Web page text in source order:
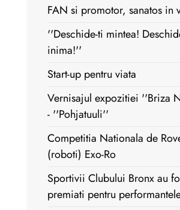
FAN si promotor, sanatos in
''Deschide-ti mintea!
inima!''
Start-up pentru viata
Vernisajul expozitiei ''Briza
- ''Pohjatuuli''
Competitia Nationala de
(roboti) Exo-Ro
Sportivii Clubului Bronx au
premiati pentru